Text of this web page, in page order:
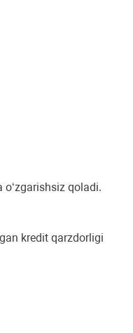
qoladi.
kredit qarzdorligi